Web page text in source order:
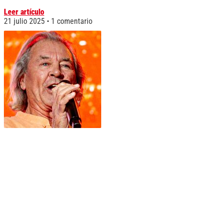
Leer artículo
21 julio 2025
1 comentario